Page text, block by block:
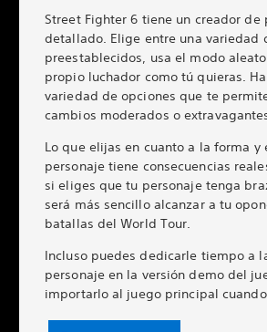
Street Fighter 6 tiene un creador de
detallado. Elige entre una variedad
preestablecidos, usa el modo
propio luchador como tú quieras.
variedad de opciones que te
cambios moderados o
Lo que elijas en cuanto a la forma y
personaje tiene consecuencias
si eliges que tu personaje tenga
será más sencillo alcanzar a tu
batallas del World Tour.
Incluso puedes dedicarle tiempo a
personaje en la versión demo del
importarlo al juego principal